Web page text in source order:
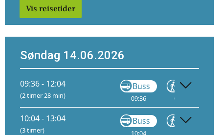
Vis reisetider
Søndag 14.06.2026
09:36 - 12:04
(2 timer 28 min)
Buss
09:36
Gå
09:48
10:04 - 13:04
(3 timer)
Buss
10:04
Gå